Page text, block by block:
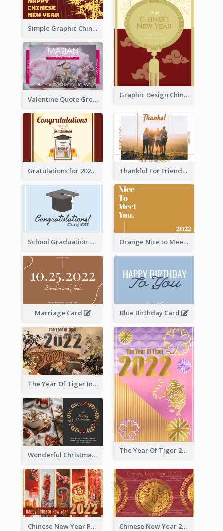
Simple Graphic Chinese New Year In Red And Yellow
Graphic Design Chinese New Year Greeting Card With Decorations
Valentine Quote Greeting Card
Gratulations for 2020 Graduation Greeting Card Thankful For Friendship Greeting Card
School Graduation Celebration Card Orange Nice to Meet You Greeting Card
Marriage Card Blue Birthday Card
The Year Of Tiger Ink Illustration New Year Greeting Card
The Year Of Tiger 2022 Golden Greeting Card
Wonderful Christmas Greeting Card
Chinese New Year Photo Greeting Card Chinese New Year 2022 Golden Greeting Card